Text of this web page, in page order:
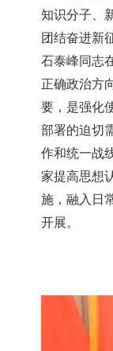
知识分子、
团结奋进新
石泰峰同志
正确政治方
要，是强化
部署的迫切
作和统一战
家提高思想
施，融入日
开展。